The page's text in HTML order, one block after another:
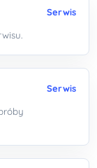
Serwis
Serwis